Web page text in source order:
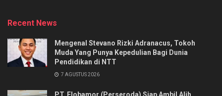
Recent News
Mengenal Stevano Rizki Adranacus, Tokoh
Muda Yang Punya Kepedulian Bagi Dunia
Pendidikan di NTT
7 AGUSTUS 2026